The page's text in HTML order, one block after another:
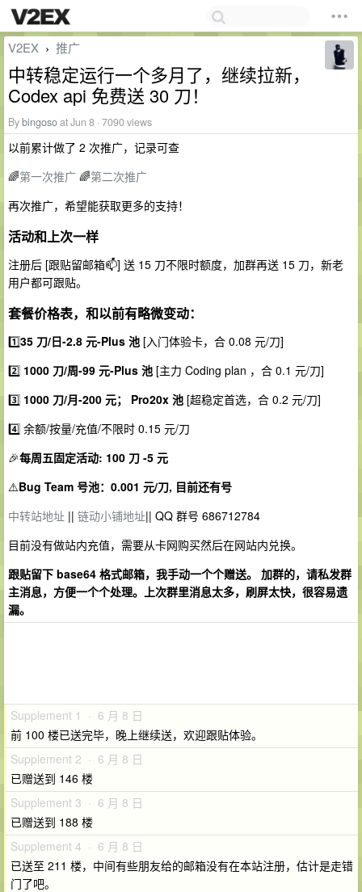
V2EX › 推广
中转稳定运行一个多月了，继续拉新，
Codex api 免费送 30 刀！
Bybingosoat Jun 8 · 7090 views
以前累计做了 2 次推广，记录可查
🌈第一次推广 🌈第二次推广
再次推广，希望能获取更多的支持！
活动和上次一样
注册后 [跟贴留邮箱📫] 送 15 刀不限时额度，加群再送 15 刀，新老
用户都可跟贴。
套餐价格表，和以前有略微变动：
1️⃣35 刀/日-2.8 元-Plus 池 [入门体验卡，合 0.08 元/刀]
2️⃣ 1000 刀/周-99 元-Plus 池 [主力 Coding plan ，合 0.1 元/刀]
3️⃣ 1000 刀/月-200 元； Pro20x 池 [超稳定首选，合 0.2 元/刀]
4️⃣ 余额/按量/充值/不限时 0.15 元/刀
🎉每周五固定活动: 100 刀 -5 元
⚠️Bug Team 号池：0.001 元/刀, 目前还有号
中转站地址 || 链动小铺地址|| QQ 群号 686712784
目前没有做站内充值，需要从卡网购买然后在网站内兑换。
跟贴留下 base64 格式邮箱，我手动一个个赠送。 加群的，请私发群
主消息，方便一个个处理。上次群里消息太多，刷屏太快，很容易遗
漏。
Supplement 1 · 6 月 8 日
前 100 楼已送完毕，晚上继续送，欢迎跟贴体验。
Supplement 2 · 6 月 8 日
已赠送到 146 楼
Supplement 3 · 6 月 8 日
已赠送到 188 楼
Supplement 4 · 6 月 8 日
已送至 211 楼，中间有些朋友给的邮箱没有在本站注册，估计是走错
门了吧。